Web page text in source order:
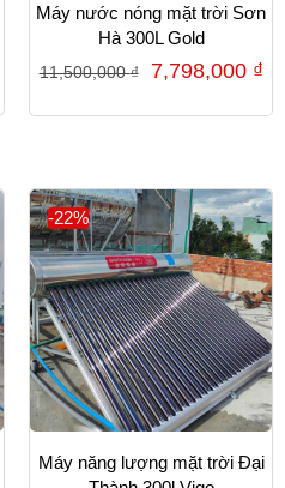
Máy nước nóng mặt trời Sơn
Hà 300L Gold
11,500,000₫ 7,798,000 ₫
-22%
Máy năng lượng mặt trời Đại